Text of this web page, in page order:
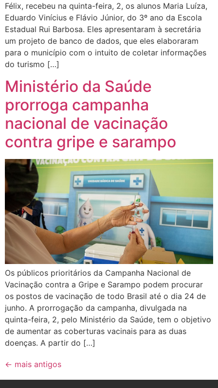
Félix, recebeu na quinta-feira, 2, os alunos Maria Luíza,
Eduardo Vinícius e Flávio Júnior, do 3º ano da Escola
Estadual Rui Barbosa. Eles apresentaram à secretária
um projeto de banco de dados, que eles elaboraram
para o município com o intuito de coletar informações
do turismo […]
Ministério da Saúde
prorroga campanha
nacional de vacinação
contra gripe e sarampo
Os públicos prioritários da Campanha Nacional de
Vacinação contra a Gripe e Sarampo podem procurar
os postos de vacinação de todo Brasil até o dia 24 de
junho. A prorrogação da campanha, divulgada na
quinta-feira, 2, pelo Ministério da Saúde, tem o objetivo
de aumentar as coberturas vacinais para as duas
doenças. A partir do […]
← mais antigos